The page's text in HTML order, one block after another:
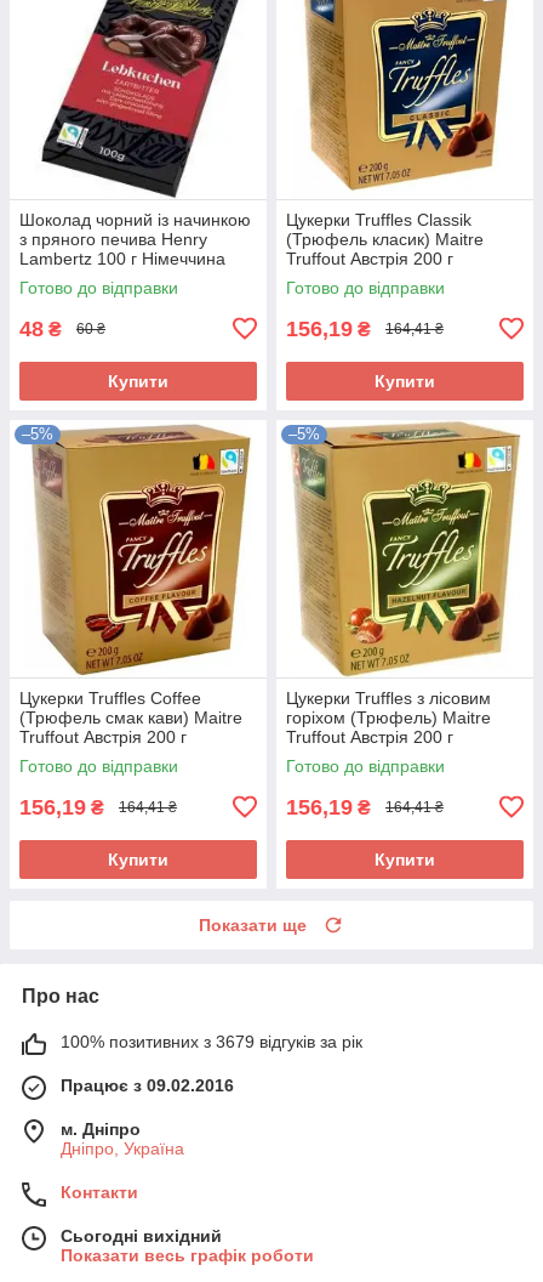
Шоколад чорний із начинкою
з пряного печива Henry
Lambertz 100 г Німеччина
Готово до відправки
48 ₴ 60 ₴
Купити
Цукерки Truffles Classik
(Трюфель класик) Maitre
Truffout Австрія 200 г
Готово до відправки
156,19 ₴ 164,41 ₴
Купити
–5%
Цукерки Truffles Coffee
(Трюфель смак кави) Maitre
Truffout Австрія 200 г
Готово до відправки
156,19 ₴ 164,41 ₴
Купити
–5%
Цукерки Truffles з лісовим
горіхом (Трюфель) Maitre
Truffout Австрія 200 г
Готово до відправки
156,19 ₴ 164,41 ₴
Купити
Показати ще
Про нас
100% позитивних з 3679 відгуків за рік
Працює з 09.02.2016
м. Дніпро
Дніпро, Україна
Контакти
Сьогодні вихідний
Показати весь графік роботи